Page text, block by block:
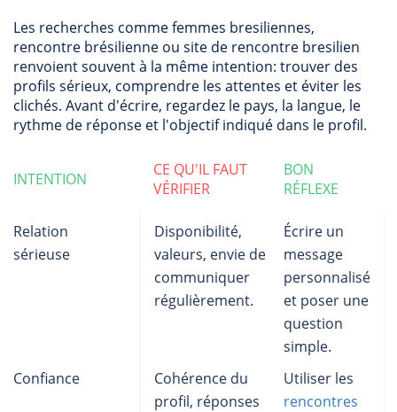
Les recherches comme femmes bresiliennes,
rencontre brésilienne ou site de rencontre bresilien
renvoient souvent à la même intention: trouver des
profils sérieux, comprendre les attentes et éviter les
clichés. Avant d'écrire, regardez le pays, la langue, le
rythme de réponse et l'objectif indiqué dans le profil.
INTENTION
CE QU'IL FAUT
VÉRIFIER
BON
RÉFLEXE
Relation
sérieuse
Disponibilité,
valeurs, envie de
communiquer
régulièrement.
Écrire un
message
personnalisé
et poser une
question
simple.
Confiance
Cohérence du
profil, réponses
Utiliser les
rencontres